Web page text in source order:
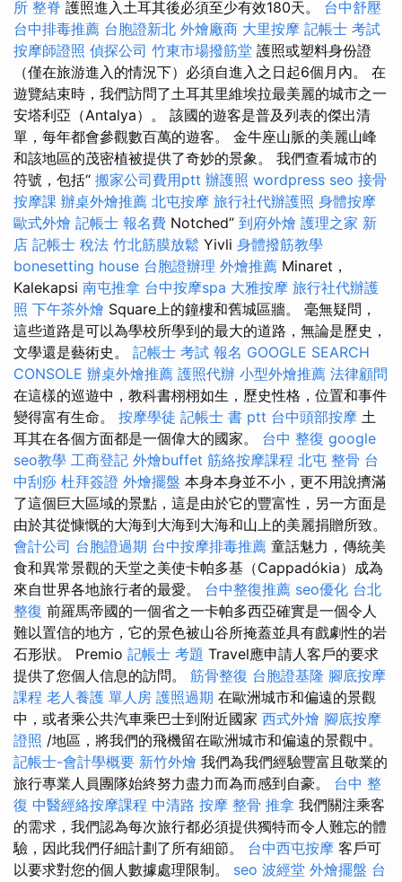
所 整脊 護照進入土耳其後必須至少有效180天。 台中舒壓
台中排毒推薦 台胞證新北 外燴廠商 大里按摩 記帳士 考試
按摩師證照 偵探公司 竹東市場撥筋堂 護照或塑料身份證
（僅在旅游進入的情況下）必須自進入之日起6個月內。 在
遊覽結束時，我們訪問了土耳其里維埃拉最美麗的城市之一
安塔利亞（Antalya）。 該國的遊客是普及列表的傑出清
單，每年都會參觀數百萬的遊客。 金牛座山脈的美麗山峰
和該地區的茂密植被提供了奇妙的景象。 我們查看城市的
符號，包括“ 搬家公司費用ptt 辦護照 wordpress seo 接骨
按摩課 辦桌外燴推薦 北屯按摩 旅行社代辦護照 身體按摩
歐式外燴 記帳士 報名費 Notched” 到府外燴 護理之家 新
店 記帳士 稅法 竹北筋膜放鬆 Yivli 身體撥筋教學
bonesetting house 台胞證辦理 外燴推薦 Minaret，
Kalekapsi 南屯推拿 台中按摩spa 大雅按摩 旅行社代辦護
照 下午茶外燴 Square上的鐘樓和舊城區牆。 毫無疑問，
這些道路是可以為學校所學到的最大的道路，無論是歷史，
文學還是藝術史。 記帳士 考試 報名 GOOGLE SEARCH
CONSOLE 辦桌外燴推薦 護照代辦 小型外燴推薦 法律顧問
在這樣的巡遊中，教科書栩栩如生，歷史性格，位置和事件
變得富有生命。 按摩學徒 記帳士 書 ptt 台中頭部按摩 土
耳其在各個方面都是一個偉大的國家。 台中 整復 google
seo教學 工商登記 外燴buffet 筋絡按摩課程 北屯 整骨 台
中刮痧 杜拜簽證 外燴擺盤 本身本身並不小，更不用說擠滿
了這個巨大區域的景點，這是由於它的豐富性，另一方面是
由於其從慷慨的大海到大海到大海和山上的美麗捐贈所致。
會計公司 台胞證過期 台中按摩排毒推薦 童話魅力，傳統美
食和異常景觀的天堂之美使卡帕多基（Cappadókia）成為
來自世界各地旅行者的最愛。 台中整復推薦 seo優化 台北
整復 前羅馬帝國的一個省之一卡帕多西亞確實是一個令人
難以置信的地方，它的景色被山谷所掩蓋並具有戲劇性的岩
石形狀。 Premio 記帳士 考題 Travel應申請人客戶的要求
提供了您個人信息的訪問。 筋骨整復 台胞證基隆 腳底按摩
課程 老人養護 單人房 護照過期 在歐洲城市和偏遠的景觀
中，或者乘公共汽車乘巴士到附近國家 西式外燴 腳底按摩
證照 /地區，將我們的飛機留在歐洲城市和偏遠的景觀中。
記帳士-會計學概要 新竹外燴 我們為我們經驗豐富且敬業的
旅行專業人員團隊始終努力盡力而為而感到自豪。 台中 整
復 中醫經絡按摩課程 中清路 按摩 整骨 推拿 我們關注乘客
的需求，我們認為每次旅行都必須提供獨特而令人難忘的體
驗，因此我們仔細計劃了所有細節。 台中西屯按摩 客戶可
以要求對您的個人數據處理限制。 seo 波經堂 外燴擺盤 台